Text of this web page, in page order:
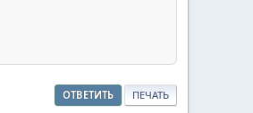
ОТВЕТИТЬ ПЕЧАТЬ